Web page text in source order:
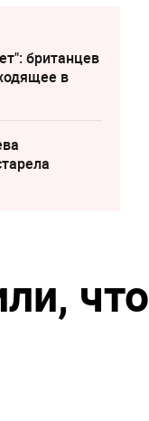
британцев
в
что